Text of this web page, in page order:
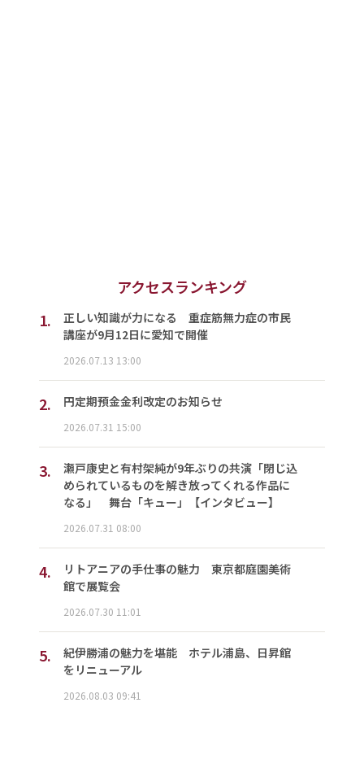
アクセスランキング
1.
正しい知識が力になる 重症筋無力症の市民
講座が9月12日に愛知で開催
2026.07.13 13:00
2. 円定期預金金利改定のお知らせ
2026.07.31 15:00
3.
瀬戸康史と有村架純が9年ぶりの共演「閉じ込
められているものを解き放ってくれる作品に
なる」 舞台「キュー」【インタビュー】
2026.07.31 08:00
4.
リトアニアの手仕事の魅力 東京都庭園美術
館で展覧会
2026.07.30 11:01
5.
紀伊勝浦の魅力を堪能 ホテル浦島、日昇館
をリニューアル
2026.08.03 09:41